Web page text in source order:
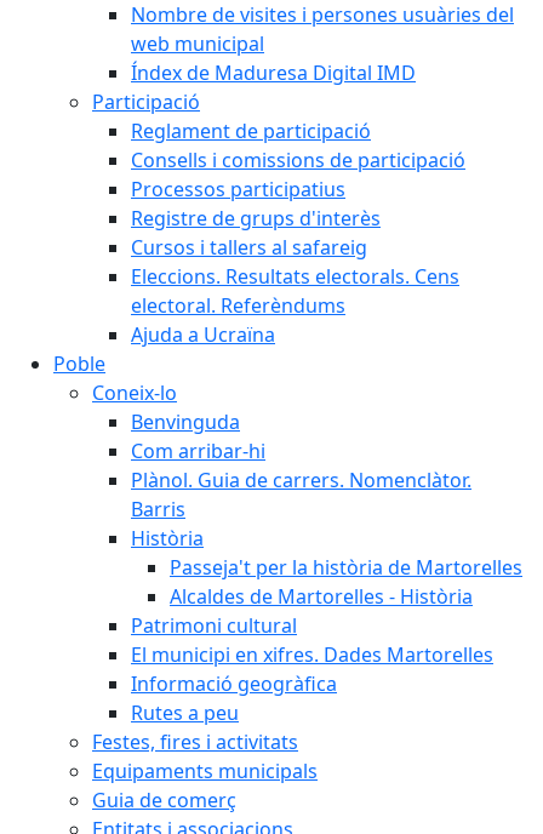
Nombre de visites i persones usuàries del
web municipal
Índex de Maduresa Digital IMD
Participació
Reglament de participació
Consells i comissions de participació
Processos participatius
Registre de grups d'interès
Cursos i tallers al safareig
Eleccions. Resultats electorals. Cens
electoral. Referèndums
Ajuda a Ucraïna
Poble
Coneix-lo
Benvinguda
Com arribar-hi
Plànol. Guia de carrers. Nomenclàtor.
Barris
Història
Passeja't per la història de Martorelles
Alcaldes de Martorelles - Història
Patrimoni cultural
El municipi en xifres. Dades Martorelles
Informació geogràfica
Rutes a peu
Festes, fires i activitats
Equipaments municipals
Guia de comerç